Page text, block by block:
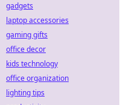
gadgets
laptop accessories
gaming gifts
office decor
kids technology
office organization
lighting tips